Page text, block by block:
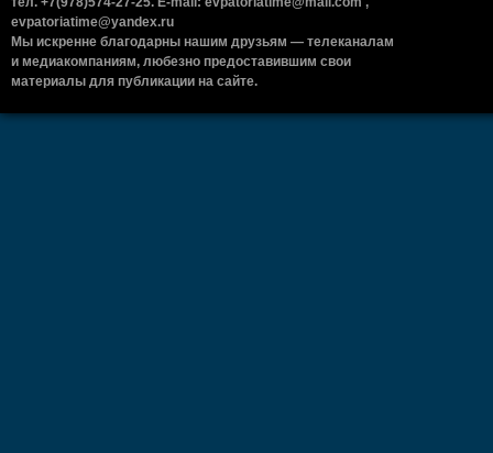
evpatoriatime@yandex.ru
Мы искренне благодарны нашим друзьям — телеканалам
и медиакомпаниям, любезно предоставившим свои
материалы для публикации на сайте.